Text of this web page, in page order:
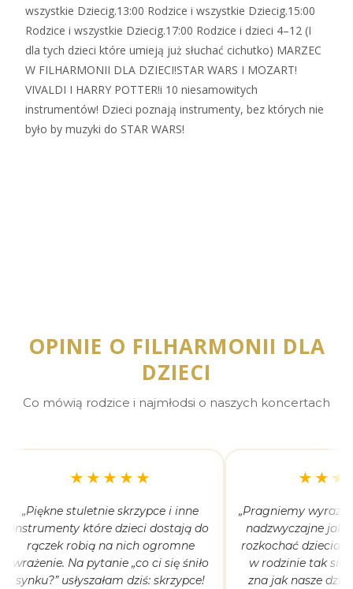
wszystkie Dziecig.13:00 Rodzice i wszystkie Dziecig.15:00
Rodzice i wszystkie Dziecig.17:00 Rodzice i dzieci 4–12 (I
dla tych dzieci które umieją już słuchać cichutko) MARZEC
W FILHARMONII DLA DZIECI!STAR WARS I MOZART!
VIVALDI I HARRY POTTER!i 10 niesamowitych
instrumentów! Dzieci poznają instrumenty, bez których nie
było by muzyki do STAR WARS!
OPINIE O FILHARMONII DLA
DZIECI
Co mówią rodzice i najmłodsi o naszych koncertach
★★★★★
„Piękne stuletnie skrzypce i inne
instrumenty które dzieci dostają do
rączek robią na nich ogromne
wrażenie. Na pytanie „co ci się śniło
synku?” usłyszałam dziś: skrzypce!
„Pragniemy wyrazić
nadzwyczajne jak
rozkochać
w rodzinie tak się
zna jak nasze